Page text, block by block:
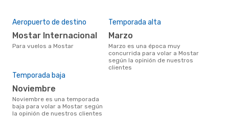
Aeropuerto de destino
Mostar Internacional
Para vuelos a Mostar
Temporada alta
marzo
marzo es una época muy
concurrida para volar a Mostar
según la opinión de nuestros
clientes
Temporada baja
noviembre
noviembre es una temporada
baja para volar a Mostar según
la opinión de nuestros clientes